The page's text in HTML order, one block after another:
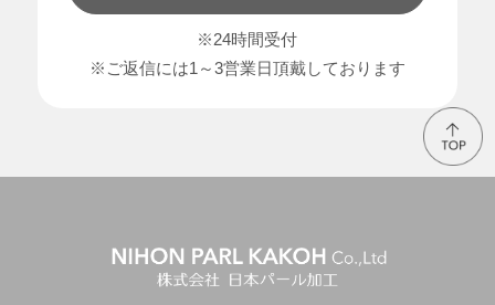
※24時間受付
※ご返信には1～3営業日頂戴しております